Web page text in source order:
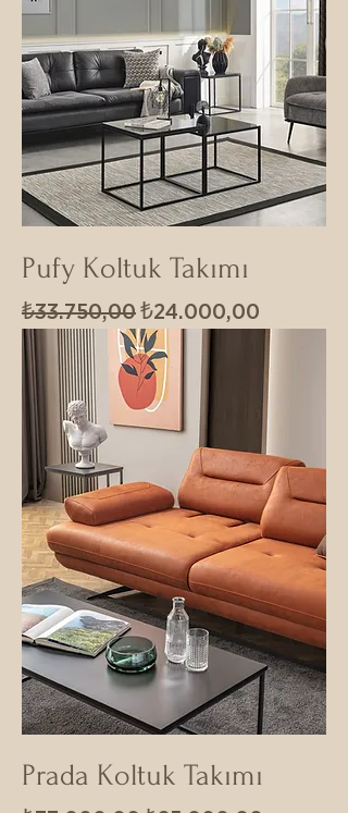
Pufy Koltuk Takımı
Normal Fiyat
₺33.750,00İndirimli Fiyat
₺24.000,00
Prada Koltuk Takımı